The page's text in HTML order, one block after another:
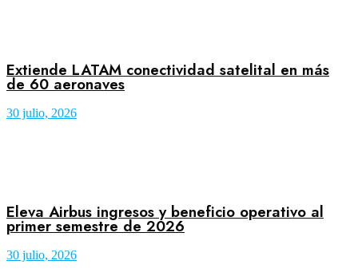
Extiende LATAM conectividad satelital en más
de 60 aeronaves
30 julio, 2026
Eleva Airbus ingresos y beneficio operativo al
primer semestre de 2026
30 julio, 2026